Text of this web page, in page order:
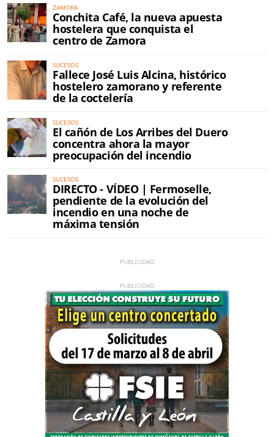
ZAMORA
Conchita Café, la nueva apuesta
hostelera que conquista el
centro de Zamora
SUCESOS
Fallece José Luis Alcina, histórico
hostelero zamorano y referente
de la coctelería
SUCESOS
El cañón de Los Arribes del Duero
concentra ahora la mayor
preocupación del incendio
SUCESOS
DIRECTO - VÍDEO | Fermoselle,
pendiente de la evolución del
incendio en una noche de
máxima tensión